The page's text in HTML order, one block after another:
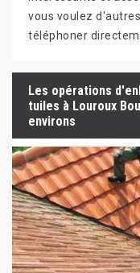
vous voulez
téléphoner
Les opérations
tuiles à Louroux
environs